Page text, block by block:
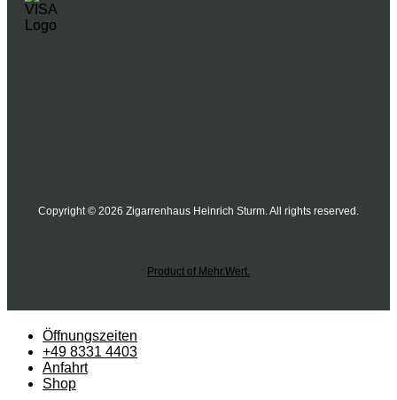
Copyright © 2026 Zigarrenhaus Heinrich Sturm. All rights reserved.
Product of Mehr.Wert.
Öffnungszeiten
+49 8331 4403
Anfahrt
Shop